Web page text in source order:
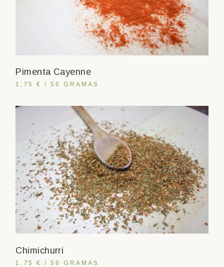
Pimenta Cayenne
1,75 € / 50 GRAMAS
Chimichurri
1,75 € / 50 GRAMAS